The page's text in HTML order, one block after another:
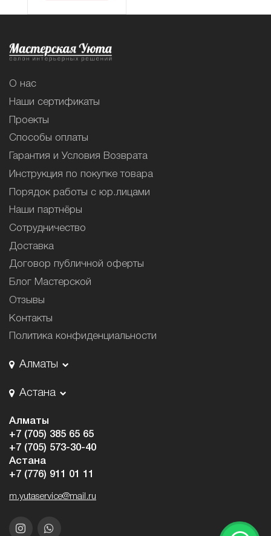
О нас
Наши сертификаты
Проекты
Способы оплаты
Гарантия и Условия Возврата
Инструкция по покупке товара
Порядок работы с юр.лицами
Наши партнёры
Сотрудничество
Доставка
Договор публичной оферты
Блог Мастерской
Отзывы
Контакты
Политика конфиденциальности
Алматы
Астана
Алматы
+7 (705) 385 65 65
+7 (705) 573-30-40
Астана
+7 (776) 911 01 11
m.yutaservice@mail.ru